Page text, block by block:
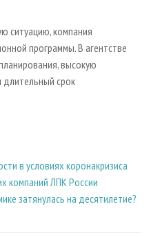
ситуацию, компания
программы. В агентстве
высокую
срок
в условиях коронакризиса
компаний ЛПК России
затянулась на десятилетие?